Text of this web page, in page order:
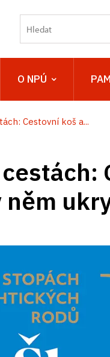
O NPÚ
Cestovní koš a...
něm